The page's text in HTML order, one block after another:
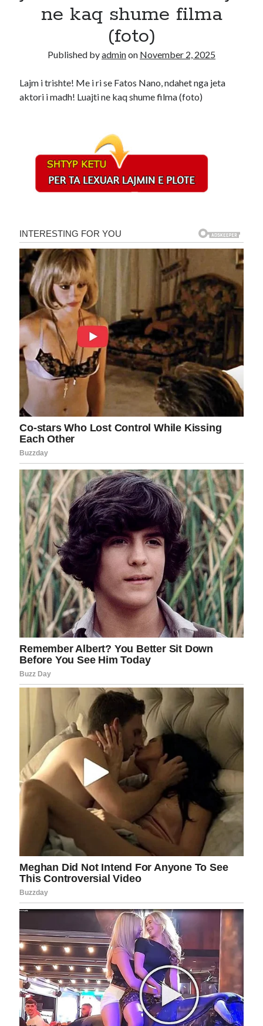
Recent Comments
onHello world!
ne kaq shume filma
(foto)
Published byadminon November 2, 2025
Lajm i trishte! Me i ri se Fatos Nano, ndahet nga jeta
aktori i madh! Luajti ne kaq shume filma (foto)